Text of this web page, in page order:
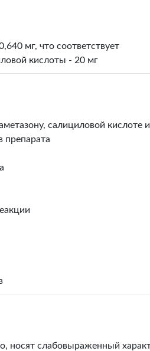
мг, что соответствует
кислоты - 20 мг
салициловой кислоте
препарата
носят слабовыраженный